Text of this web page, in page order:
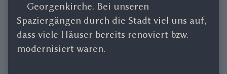
Georgenkirche. Bei unseren
Spaziergängen durch die Stadt viel uns auf,
dass viele Häuser bereits renoviert bzw.
modernisiert waren.